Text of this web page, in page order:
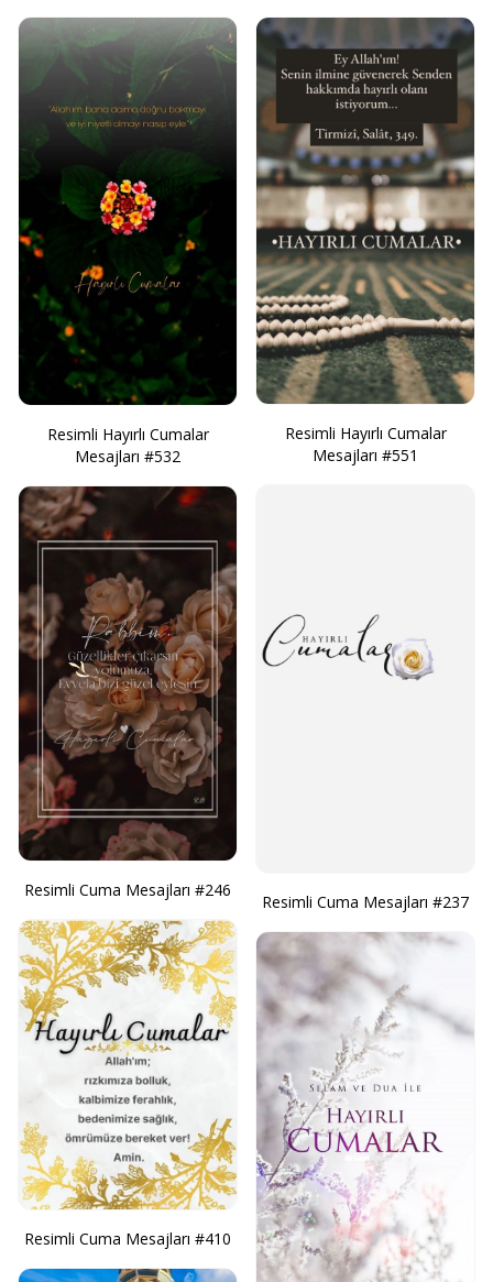
Resimli Hayırlı Cumalar
Mesajları #532
Resimli Cuma Mesajları #246
Resimli Cuma Mesajları #410
Resimli Hayırlı Cumalar
Mesajları #551
Resimli Cuma Mesajları #237